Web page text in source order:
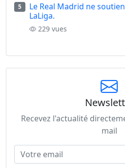
5
Le Real Madrid ne
LaLiga.
229 vues
Recevez l'actualité
mail